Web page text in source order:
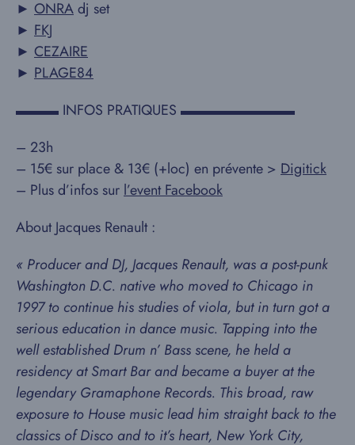
► ONRAdj set
► FKJ
► CEZAIRE
► PLAGE84
▬▬▬ INFOS PRATIQUES ▬▬▬▬▬▬▬▬
– 23h
– 15€ sur place & 13€ (+loc) en prévente > Digitick
– Plus d’infos sur l’event Facebook
About Jacques Renault :
« Producer and DJ, Jacques Renault, was a post-punk
Washington D.C. native who moved to Chicago in
1997 to continue his studies of viola, but in turn got a
serious education in dance music. Tapping into the
well established Drum n’ Bass scene, he held a
residency at Smart Bar and became a buyer at the
legendary Gramaphone Records. This broad, raw
exposure to House music lead him straight back to the
classics of Disco and to it’s heart, New York City,